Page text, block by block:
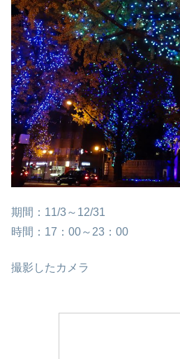
期間：11/3～12/31
時間：17：00～23：00
撮影したカメラ